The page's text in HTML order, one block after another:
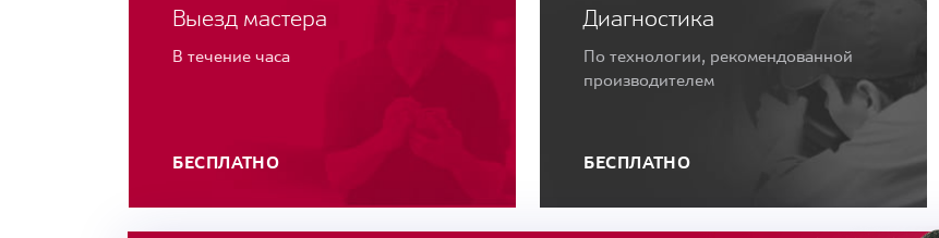
Выезд мастера
В течение часа
БЕСПЛАТНО
Диагностика
По технологии, рекомендованной
производителем
БЕСПЛАТНО